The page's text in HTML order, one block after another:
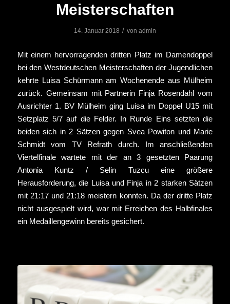
Meisterschaften
14. Januar 2018 / von admin
Mit einem hervorragenden dritten Platz im Damendoppel
bei den Westdeutschen Meisterschaften der Jugendlichen
kehrte Luisa Schürmann am Wochenende aus Mülheim
zurück. Gemeinsam mit Partnerin Finja Rosendahl vom
Ausrichter 1. BV Mülheim ging Luisa im Doppel U15 mit
Setzplatz 5/7 auf die Felder. In Runde Eins setzten die
beiden sich in 2 Sätzen gegen Svea Powiton und Marie
Schmidt vom TV Refrath durch. Im anschließenden
Viertelfinale wartete mit der an 3 gesetzten Paarung
Antonia Kuntz / Selin Tuzcu eine größere
Herausforderung, die Luisa und Finja in 2 starken Sätzen
mit 21:17 und 21:18 meistern konnten. Da der dritte Platz
nicht ausgespielt wird, war mit Erreichen des Halbfinales
ein Medaillengewinn bereits gesichert.